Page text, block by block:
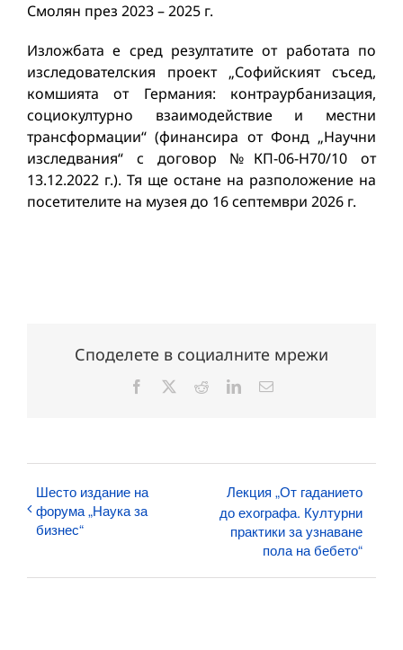
Смолян през 2023 – 2025 г.
Изложбата е сред резултатите от работата по
изследователския проект „Софийският съсед,
комшията от Германия: контраурбанизация,
социокултурно взаимодействие и местни
трансформации“ (финансира от Фонд „Научни
изследвания“ с договор №КП-06-Н70/10 от
13.12.2022 г.). Тя ще остане на разположение на
посетителите на музея до 16 септември 2026 г.
Споделете в социалните мрежи
Facebook RedditLinkedInЕлектронна
Шесто издание на
форума „Наука за
бизнес“
Лекция „От гаданието
до ехографа. Културни
практики за узнаване
пола на бебето“